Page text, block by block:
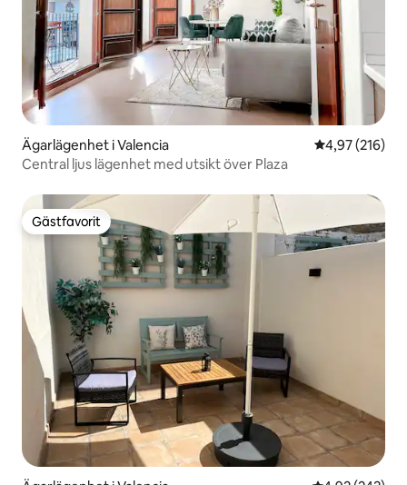
Ägarlägenhet i Valencia 4,97 av 5 i
4,97 (216)
Central ljus lägenhet med utsikt över Plaza
Gästfavorit
Gästfavorit